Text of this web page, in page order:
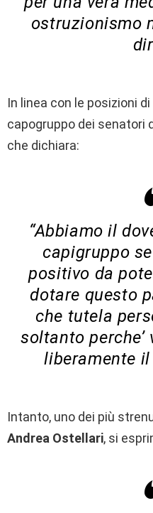
ostruzionismo
In linea con le posizioni
capogruppo dei senatori
che dichiara:
“Abbiamo il
capigruppo
positivo da
dotare questo
che tutela
soltanto
liberamente il
Intanto, uno dei più
Andrea Ostellari, si